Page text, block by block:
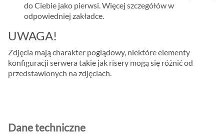
do Ciebie jako pierwsi. Więcej szczegółów w
odpowiedniej zakładce.
UWAGA!
Zdjęcia mają charakter poglądowy, niektóre elementy
konfiguracji serwera takie jak risery mogą się różnić od
przedstawionych na zdjęciach.
Dane techniczne